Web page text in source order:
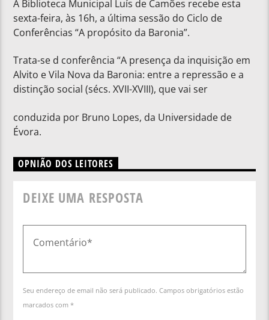
A Biblioteca Municipal Luís de Camões recebe esta
sexta-feira, às 16h, a última sessão do Ciclo de
Conferências “A propósito da Baronia”.
Trata-se d conferência “A presença da inquisição em
Alvito e Vila Nova da Baronia: entre a repressão e a
distinção social (sécs. XVII-XVIII), que vai ser
conduzida por Bruno Lopes, da Universidade de
Évora.
OPNIÃO DOS LEITORES
DEIXE UMA RESPOSTA
Seu endereço de email não será publicado. Campos obrigatórios estão
marcados com *